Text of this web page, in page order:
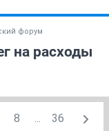
форум
на расходы
8 ... 36